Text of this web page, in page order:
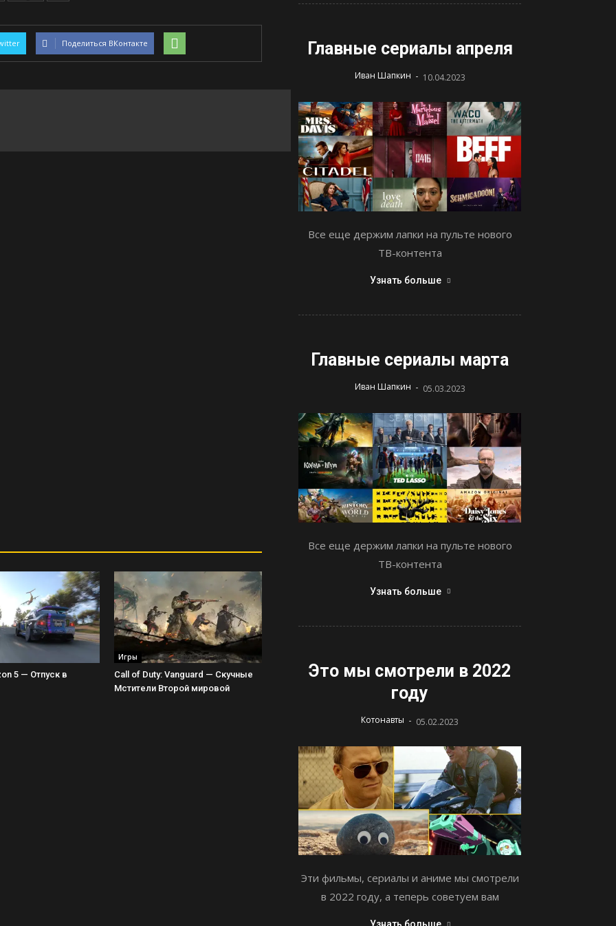
Поделиться ВКонтакте
5 — Отпуск в
Игры
Call of Duty: Vanguard — Скучные
Мстители Второй мировой
Главные сериалы апреля
Иван Шапкин - 10.04.2023
Все еще держим лапки на пульте нового
ТВ-контента
Узнать больше
Главные сериалы марта
Иван Шапкин - 05.03.2023
Все еще держим лапки на пульте нового
ТВ-контента
Узнать больше
Это мы смотрели в 2022
году
Котонавты - 05.02.2023
Эти фильмы, сериалы и аниме мы смотрели
в 2022 году, а теперь советуем вам